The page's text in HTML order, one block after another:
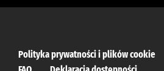
Polityka prywatności i plików cookie